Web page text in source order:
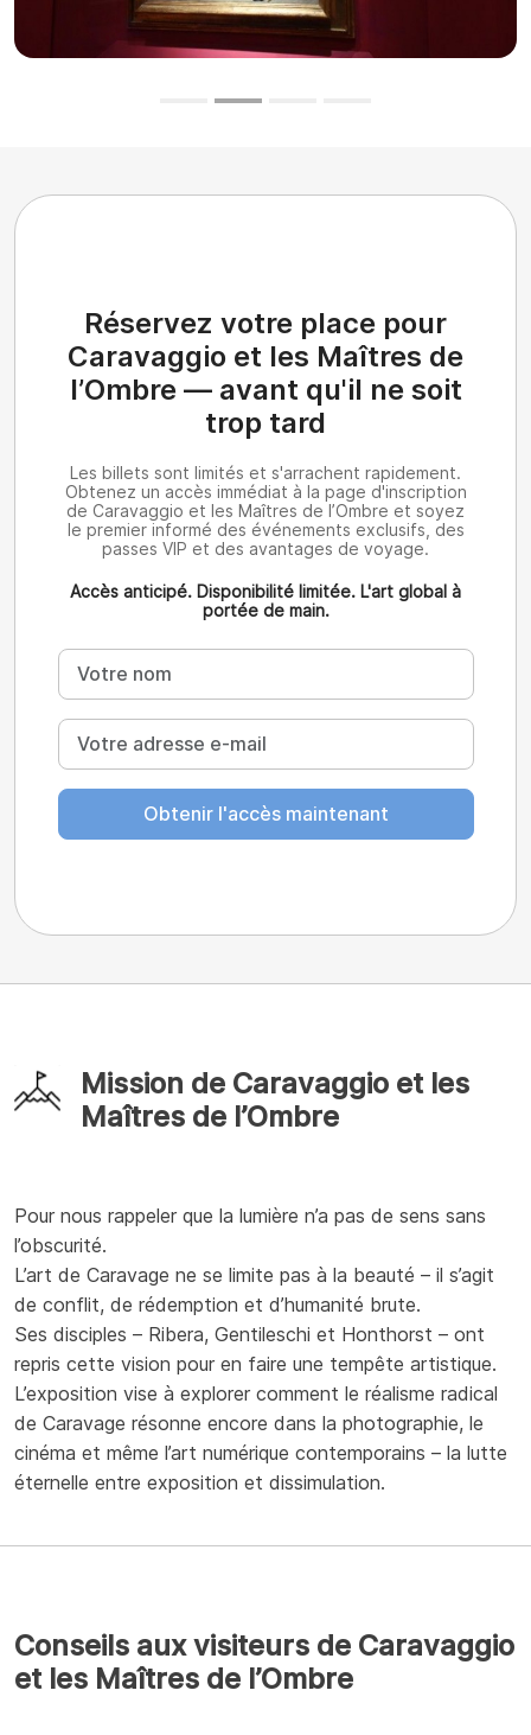
Réservez votre place pour
Caravaggio et les Maîtres de
l’Ombre — avant qu'il ne soit
trop tard
Les billets sont limités et s'arrachent rapidement.
Obtenez un accès immédiat à la page d'inscription
de Caravaggio et les Maîtres de l’Ombre et soyez
le premier informé des événements exclusifs, des
passes VIP et des avantages de voyage.
Accès anticipé. Disponibilité limitée. L'art global à
portée de main.
Obtenir l'accès maintenant
Mission de Caravaggio et les
Maîtres de l’Ombre
Pour nous rappeler que la lumière n’a pas de sens sans
l’obscurité.
L’art de Caravage ne se limite pas à la beauté – il s’agit
de conflit, de rédemption et d’humanité brute.
Ses disciples – Ribera, Gentileschi et Honthorst – ont
repris cette vision pour en faire une tempête artistique.
L’exposition vise à explorer comment le réalisme radical
de Caravage résonne encore dans la photographie, le
cinéma et même l’art numérique contemporains – la lutte
éternelle entre exposition et dissimulation.
Conseils aux visiteurs de Caravaggio
et les Maîtres de l’Ombre